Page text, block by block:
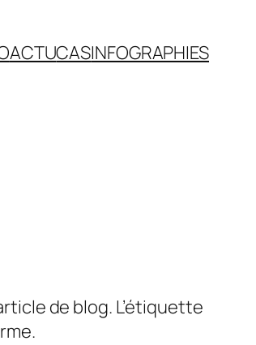
ACTUCASINFOGRAPHIES
de blog. L’étiquette